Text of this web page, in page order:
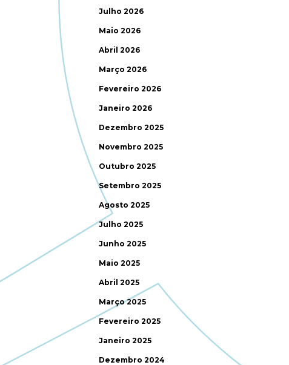
Julho 2026
Maio 2026
Abril 2026
Março 2026
Fevereiro 2026
Janeiro 2026
Dezembro 2025
Novembro 2025
Outubro 2025
Setembro 2025
Agosto 2025
Julho 2025
Junho 2025
Maio 2025
Abril 2025
Março 2025
Fevereiro 2025
Janeiro 2025
Dezembro 2024